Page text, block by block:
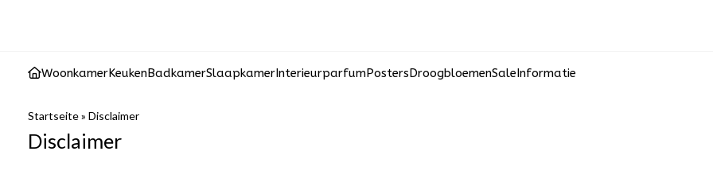
WoonkamerKeukenBadkamerSlaapkamerInterieurparfumPostersDroogbloemenSaleInformatie
Startseite» Disclaimer
Disclaimer